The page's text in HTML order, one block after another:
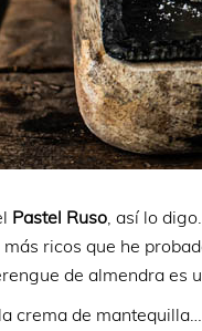
Pastel Ruso, así lo digo.
ricos que he
de almendra es
crema de